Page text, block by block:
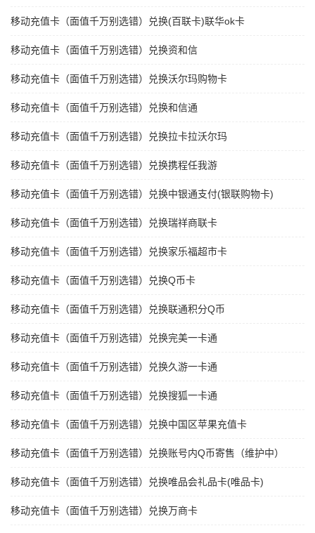
移动充值卡（面值千万别选错）兑换(百联卡)联华ok卡
移动充值卡（面值千万别选错）兑换资和信
移动充值卡（面值千万别选错）兑换沃尔玛购物卡
移动充值卡（面值千万别选错）兑换和信通
移动充值卡（面值千万别选错）兑换拉卡拉沃尔玛
移动充值卡（面值千万别选错）兑换携程任我游
移动充值卡（面值千万别选错）兑换中银通支付(银联购物卡)
移动充值卡（面值千万别选错）兑换瑞祥商联卡
移动充值卡（面值千万别选错）兑换家乐福超市卡
移动充值卡（面值千万别选错）兑换Q币卡
移动充值卡（面值千万别选错）兑换联通积分Q币
移动充值卡（面值千万别选错）兑换完美一卡通
移动充值卡（面值千万别选错）兑换久游一卡通
移动充值卡（面值千万别选错）兑换搜狐一卡通
移动充值卡（面值千万别选错）兑换中国区苹果充值卡
移动充值卡（面值千万别选错）兑换账号内Q币寄售（维护中）
移动充值卡（面值千万别选错）兑换唯品会礼品卡(唯品卡)
移动充值卡（面值千万别选错）兑换万商卡